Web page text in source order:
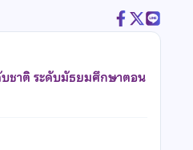
บชาติ ระดับมัธยมศึกษาตอน